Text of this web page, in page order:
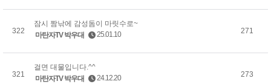
322
잠시 짬낚에 감성돔이 마릿수로~
마탄자TV 박우대
25.01.10 271
321
걸면 대물입니다.^^
마탄자TV 박우대
24.12.20 273